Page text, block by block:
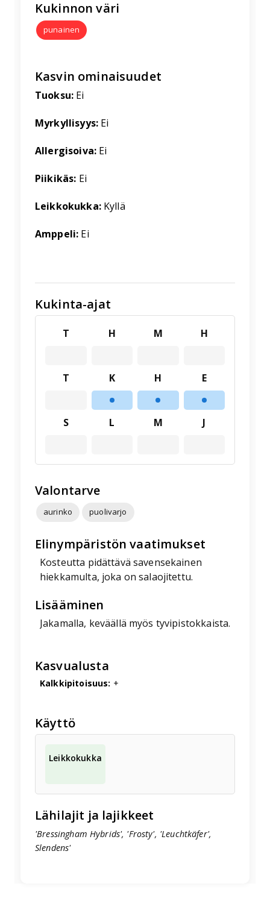
Kukinnon väri
punainen
Kasvin ominaisuudet
Tuoksu: Ei
Myrkyllisyys: Ei
Allergisoiva: Ei
Piikikäs: Ei
Leikkokukka: Kyllä
Amppeli: Ei
Kukinta-ajat
T H M H
T K H E
S L M J
Valontarve
aurinko puolivarjo
Elinympäristön vaatimukset
Kosteutta pidättävä savensekainen
hiekkamulta, joka on salaojitettu.
Lisääminen
Jakamalla, keväällä myös tyvipistokkaista.
Kasvualusta
Kalkkipitoisuus: +
Käyttö
Leikkokukka
Lähilajit ja lajikkeet
'Bressingham Hybrids', 'Frosty', 'Leuchtkäfer',
Slendens'